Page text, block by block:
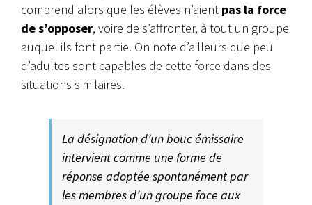
comprend alors que les élèves n’aient pas la force
de s’opposer, voire de s’affronter, à tout un groupe
auquel ils font partie. On note d’ailleurs que peu
d’adultes sont capables de cette force dans des
situations similaires.
La désignation d’un bouc émissaire
intervient comme une forme de
réponse adoptée spontanément par
les membres d’un groupe face aux